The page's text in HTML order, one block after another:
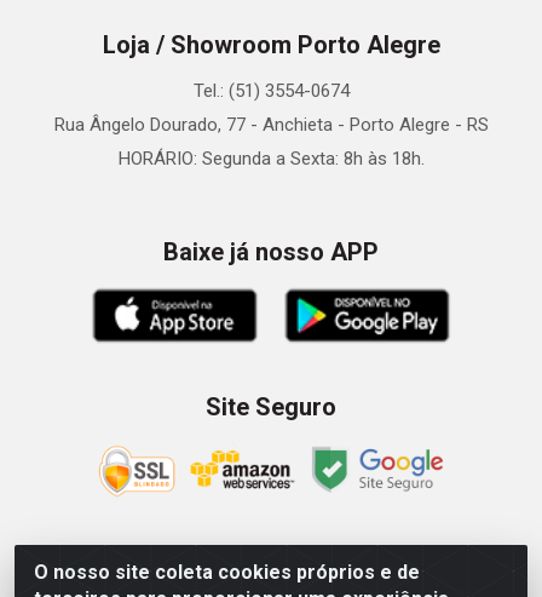
O nosso site coleta cookies próprios e de
Loja / Showroom Porto Alegre
Tel.: (51) 3554-0674
Rua Ângelo Dourado, 77 - Anchieta - Porto Alegre - RS
HORÁRIO: Segunda a Sexta: 8h às 18h.
Baixe já nosso APP
Site Seguro
Zein Importação e Comércio LTDA - Av. Senador Queiróz, 274